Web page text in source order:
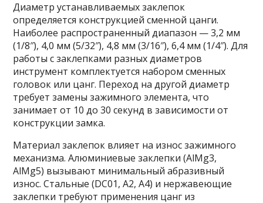
Диаметр устанавливаемых заклепок
определяется конструкцией сменной цанги.
Наиболее распространенный диапазон — 3,2 мм
(1/8″), 4,0 мм (5/32″), 4,8 мм (3/16″), 6,4 мм (1/4″). Для
работы с заклепками разных диаметров
инструмент комплектуется набором сменных
головок или цанг. Переход на другой диаметр
требует замены зажимного элемента, что
занимает от 10 до 30 секунд в зависимости от
конструкции замка.
Материал заклепок влияет на износ зажимного
механизма. Алюминиевые заклепки (AlMg3,
AlMg5) вызывают минимальный абразивный
износ. Стальные (DC01, A2, A4) и нержавеющие
заклепки требуют применения цанг из